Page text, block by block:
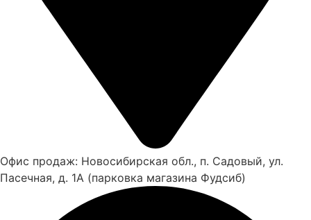
Офис продаж: Новосибирская обл., п. Садовый, ул.
Пасечная, д. 1А (парковка магазина Фудсиб)